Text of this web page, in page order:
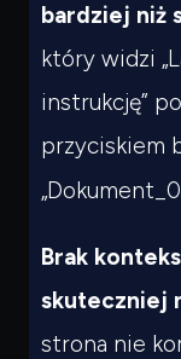
bardziej niż
który widzi
instrukcję”
przyciskiem
Brak
skuteczniej
strona nie